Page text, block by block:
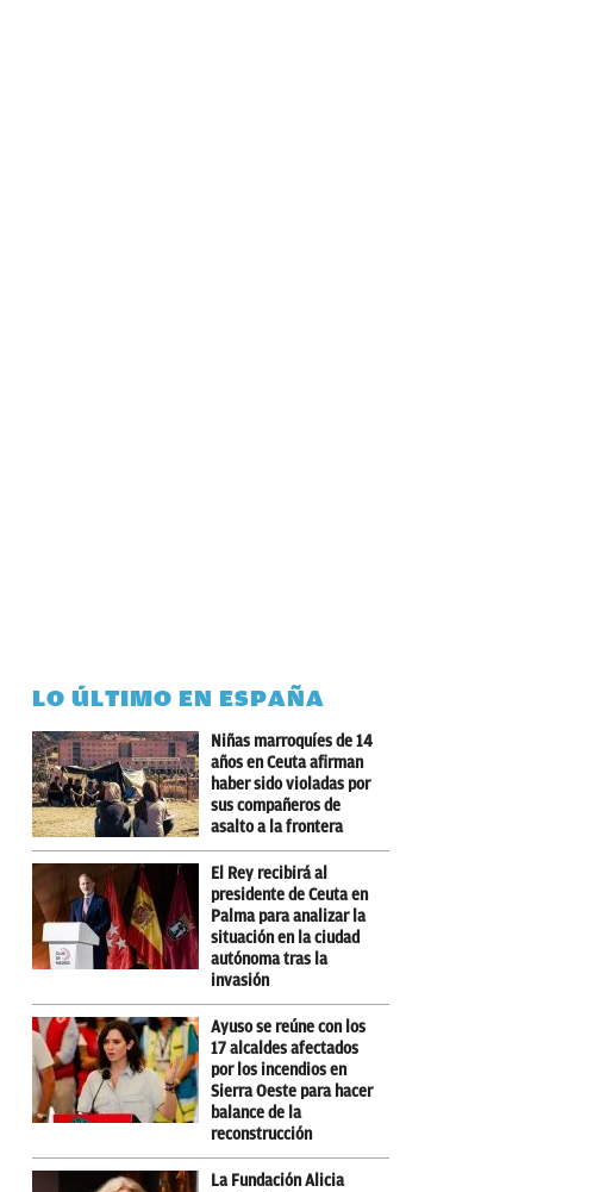
LO ÚLTIMO EN ESPAÑA
Niñas marroquíes de 14
años en Ceuta afirman
haber sido violadas por
sus compañeros de
asalto a la frontera
El Rey recibirá al
presidente de Ceuta en
Palma para analizar la
situación en la ciudad
autónoma tras la
invasión
Ayuso se reúne con los
17 alcaldes afectados
por los incendios en
Sierra Oeste para hacer
balance de la
reconstrucción
La Fundación Alicia